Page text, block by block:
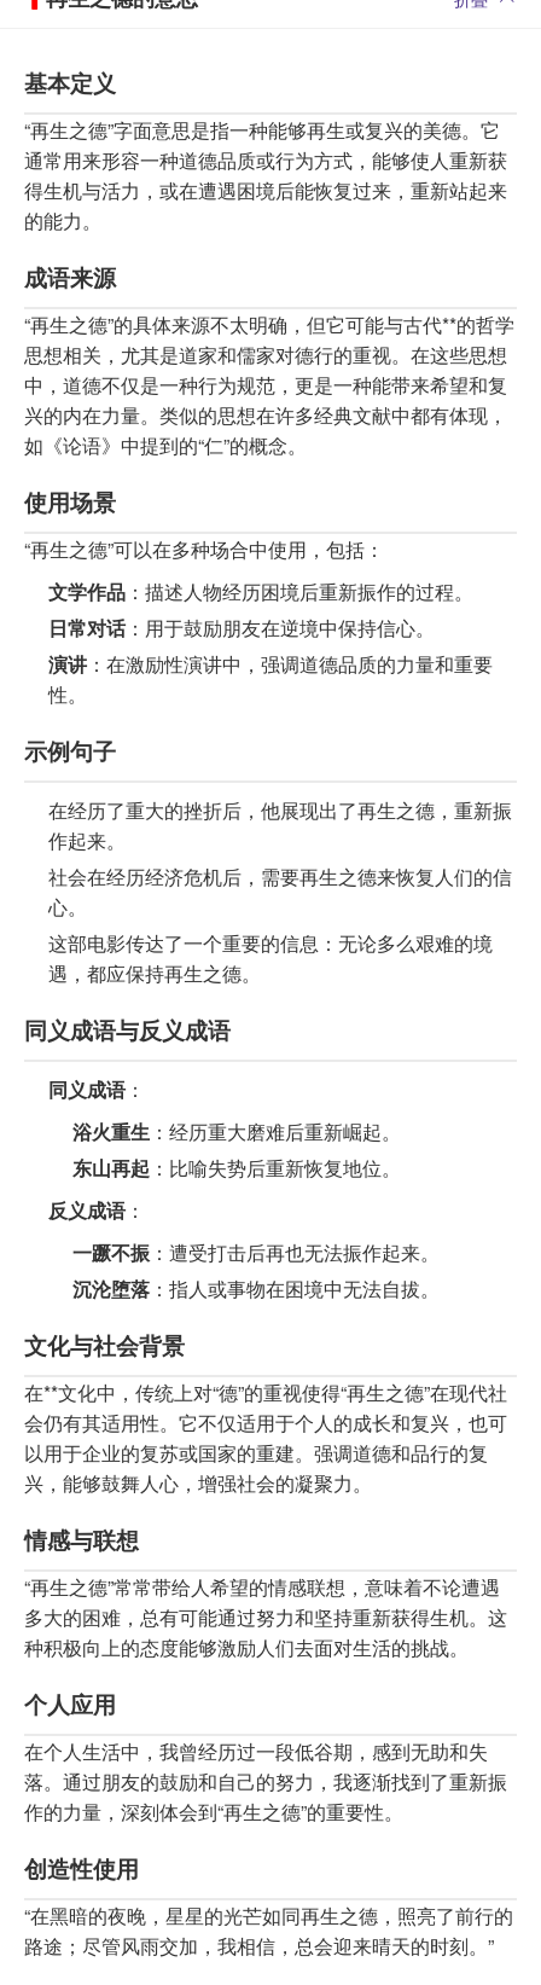
基本定义
“再生之德”字面意思是指一种能够再生或复兴的美德。它
通常用来形容一种道德品质或行为方式，能够使人重新获
得生机与活力，或在遭遇困境后能恢复过来，重新站起来
的能力。
成语来源
“再生之德”的具体来源不太明确，但它可能与古代**的哲学
思想相关，尤其是道家和儒家对德行的重视。在这些思想
中，道德不仅是一种行为规范，更是一种能带来希望和复
兴的内在力量。类似的思想在许多经典文献中都有体现，
如《论语》中提到的“仁”的概念。
使用场景
“再生之德”可以在多种场合中使用，包括：
文学作品 ：描述人物经历困境后重新振作的过程。
日常对话：用于鼓励朋友在逆境中保持信心。
演讲 ：在激励性演讲中，强调道德品质的力量和重要
性。
示例句子
在经历了重大的挫折后，他展现出了再生之德，重新振
作起来。
社会在经历经济危机后，需要再生之德来恢复人们的信
心。
这部电影传达了一个重要的信息：无论多么艰难的境
遇，都应保持再生之德。
同义成语与反义成语
同义成语：
浴火重生 ：经历重大磨难后重新崛起。
东山再起 ：比喻失势后重新恢复地位。
反义成语：
一蹶不振 ：遭受打击后再也无法振作起来。
沉沦堕落 ：指人或事物在困境中无法自拔。
文化与社会背景
在**文化中，传统上对“德”的重视使得“再生之德”在现代社
会仍有其适用性。它不仅适用于个人的成长和复兴，也可
以用于企业的复苏或国家的重建。强调道德和品行的复
兴，能够鼓舞人心，增强社会的凝聚力。
情感与联想
“再生之德”常常带给人希望的情感联想，意味着不论遭遇
多大的困难，总有可能通过努力和坚持重新获得生机。这
种积极向上的态度能够激励人们去面对生活的挑战。
个人应用
在个人生活中，我曾经历过一段低谷期，感到无助和失
落。通过朋友的鼓励和自己的努力，我逐渐找到了重新振
作的力量，深刻体会到“再生之德”的重要性。
创造性使用
“在黑暗的夜晚，星星的光芒如同再生之德，照亮了前行的
路途；尽管风雨交加，我相信，总会迎来晴天的时刻。”